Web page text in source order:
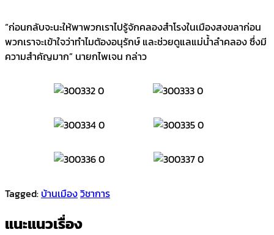
“ก่อนกลับจะนะให้พาพวกเราไปรู้จักคลองสำโรงในเมืองสงขลาก่อน
พวกเราจะเข้าใจว่าทำไมตัองอนุรักษ์ และช่วยดูแลแม่น้ำลำคลอง ซึ่งมี
ความสำคัญมาก” นายกไพเจน กล่าว
Tagged: บ้านเมืองวิชาการ
แนะแนวเรื่อง